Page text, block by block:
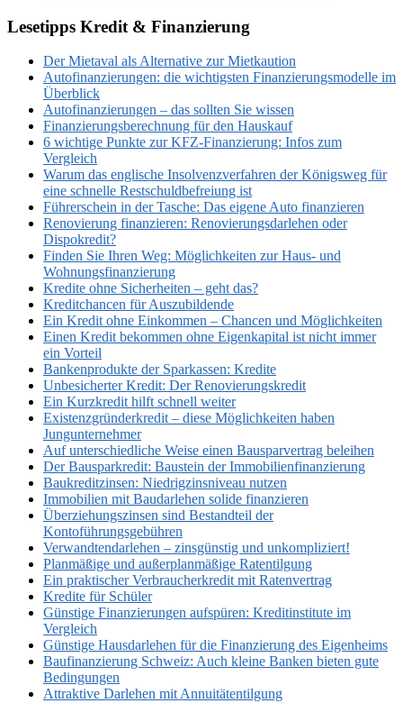
Lesetipps Kredit & Finanzierung
Der Mietaval als Alternative zur Mietkaution
Autofinanzierungen: die wichtigsten Finanzierungsmodelle im
Überblick
Autofinanzierungen – das sollten Sie wissen
Finanzierungsberechnung für den Hauskauf
6 wichtige Punkte zur KFZ-Finanzierung: Infos zum
Vergleich
Warum das englische Insolvenzverfahren der Königsweg für
eine schnelle Restschuldbefreiung ist
Führerschein in der Tasche: Das eigene Auto finanzieren
Renovierung finanzieren: Renovierungsdarlehen oder
Dispokredit?
Finden Sie Ihren Weg: Möglichkeiten zur Haus- und
Wohnungsfinanzierung
Kredite ohne Sicherheiten – geht das?
Kreditchancen für Auszubildende
Ein Kredit ohne Einkommen – Chancen und Möglichkeiten
Einen Kredit bekommen ohne Eigenkapital ist nicht immer
ein Vorteil
Bankenprodukte der Sparkassen: Kredite
Unbesicherter Kredit: Der Renovierungskredit
Ein Kurzkredit hilft schnell weiter
Existenzgründerkredit – diese Möglichkeiten haben
Jungunternehmer
Auf unterschiedliche Weise einen Bausparvertrag beleihen
Der Bausparkredit: Baustein der Immobilienfinanzierung
Baukreditzinsen: Niedrigzinsniveau nutzen
Immobilien mit Baudarlehen solide finanzieren
Überziehungszinsen sind Bestandteil der
Kontoführungsgebühren
Verwandtendarlehen – zinsgünstig und unkompliziert!
Planmäßige und außerplanmäßige Ratentilgung
Ein praktischer Verbraucherkredit mit Ratenvertrag
Kredite für Schüler
Günstige Finanzierungen aufspüren: Kreditinstitute im
Vergleich
Günstige Hausdarlehen für die Finanzierung des Eigenheims
Baufinanzierung Schweiz: Auch kleine Banken bieten gute
Bedingungen
Attraktive Darlehen mit Annuitätentilgung